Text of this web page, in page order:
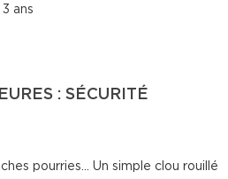
ans
: SÉCURITÉ
pourries... Un simple clou rouillé